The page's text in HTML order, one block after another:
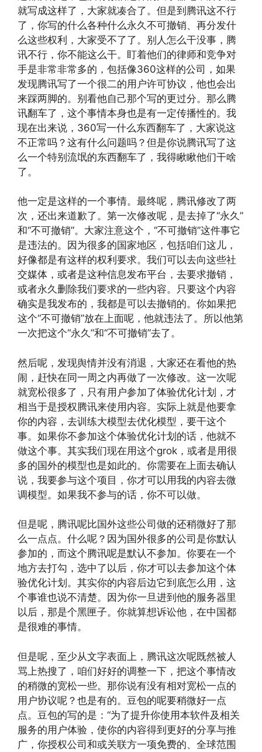
就写成这样了，大家就凑合了。但是到腾讯这不行
了，你写的什么各种什么永久不可撤销、再分发什
么这些权利，大家受不了了。别人怎么干没事，腾
讯不行，你不能这么干。盯着他们的律师和竞争对
手是非常非常多的，包括像360这样的公司，如果
发现腾讯写了一个很二的用户许可协议，他也会出
来踩两脚的。别看他自己那个写的更过分。那么腾
讯翻车了，这个事情本身也是有一定传播性的。我
现在出来说，360写一什么东西翻车了，大家说这
不正常吗？这有什么问题吗？但是你说腾讯写了这
么一个特别流氓的东西翻车了，我得瞅瞅他们干啥
了。
他一定是这样的一个事情。最终呢，腾讯修改了两
次，还出来道歉了。第一次修改呢，是去掉了“永久”
和“不可撤销”。大家注意这个，“不可撤销”这件事它
是违法的。因为很多的国家地区，包括咱们这儿，
好像都是有这样的权利要求。我们可以去向这些社
交媒体，或者是这种信息发布平台，去要求撤销，
或者永久删除我们要求的一些内容。只要这个内容
确实是我发布的，我都是可以去撤销的。你如果把
这个“不可撤销”放在上面呢，他就违法了。所以他第
一次把这个“永久”和“不可撤销”去了。
然后呢，发现舆情并没有消退，大家还在看他的热
闹，赶快在同一周之内再做了一次修改。这一次呢
就宽松很多了，只有用户参加了体验优化计划，才
相当于是授权腾讯来使用内容。实际上就是他要拿
你的内容，去训练大模型去优化模型，要干这个
事。如果你不参加这个体验优化计划的话，他就不
做这个事。其实我们现在用这个grok，或者是用很
多的国外的模型也是如此的。你需要在上面去确认
说，我要参与这个项目，你才可以用我的内容去微
调模型。如果我不参与的话，你不可以做。
但是呢，腾讯呢比国外这些公司做的还稍微好了那
么一点点。什么呢？因为国外很多的公司是你默认
参加的，而这个腾讯呢是默认不参加。你要在一个
地方去打勾，选中了以后，你才可以去参加这个体
验优化计划。其实你的内容后边它到底怎么用，这
个事谁也说不清楚。因为你一旦进到他的服务器里
以后，那是个黑匣子。你就算想诉讼他，在中国都
是很难的事情。
但是呢，至少从文字表面上，腾讯这次呢既然被人
骂上热搜了，咱们好好的调整一下，把这个事情改
的稍微的宽松一些。那你说有没有相对宽松一点的
用户协议呢？也是有的。豆包的呢要稍微好一点
点。豆包的写的是：“为了提升你使用本软件及相关
服务的用户体验，使你的内容得到更好的分享与推
广，你授权公司和或关联方一项免费的、全球范围